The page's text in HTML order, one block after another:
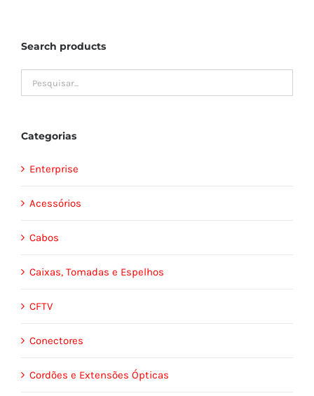
Search products
Categorias
Enterprise
Acessórios
Cabos
Caixas, Tomadas e Espelhos
CFTV
Conectores
Cordões e Extensões Ópticas